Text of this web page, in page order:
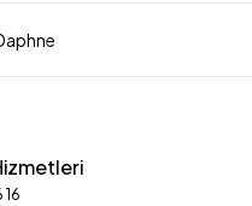
16